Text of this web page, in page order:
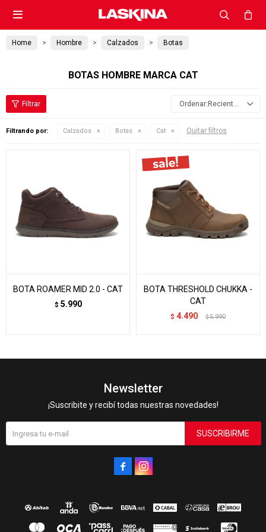

Home Hombre Calzados Botas
BOTAS HOMBRE MARCA CAT
Recientes
Filtrando por: Calzados Botas Cat Quitar filtros
BOTA ROAMER MID 2.0 - CAT
$ 5.990
BOTA THRESHOLD CHUKKA -
CAT
$ 4.490 $ 5.990
Newsletter
¡Suscribite y recibí todas nuestras novedades!
SUSCRIBIRME
 